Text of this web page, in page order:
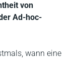
von
Ad-hoc-
wann eine